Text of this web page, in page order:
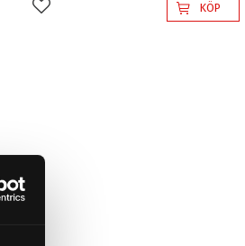
Lägg till i favoriter KÖP